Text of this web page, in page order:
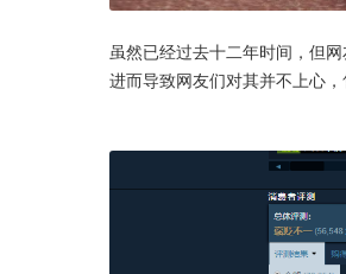
虽然已经过去十二年时间，但
进而导致网友们对其并不上心，